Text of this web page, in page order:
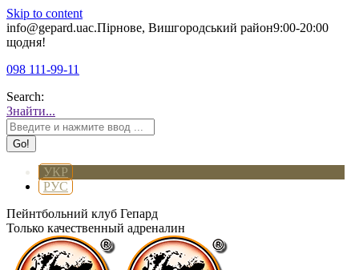
Skip to content
info@gepard.uaс.Пірнове, Вишгородський район9:00-20:00
щодня!
098 111-99-11
Search:
Знайти...
УКР
РУС
Пейнтбольний клуб Гепард
Только качественный адреналин